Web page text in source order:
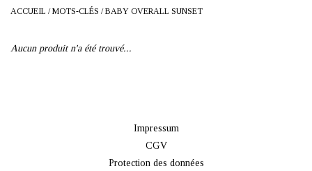
ACCUEIL /MOTS-CLÉS /BABY OVERALL SUNSET
Aucun produit n'a été trouvé...
Impressum
CGV
Protection des données